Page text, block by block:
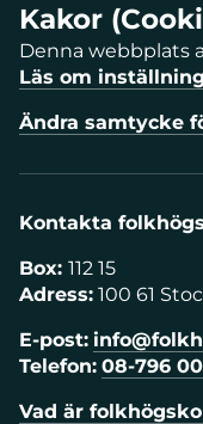
Kakor
Denna webbplats
Läs om
Ändra samtycke
Kontakta
Box: 112 15
Adress: 100 61
E-post:
Telefon: 08-796
Vad är